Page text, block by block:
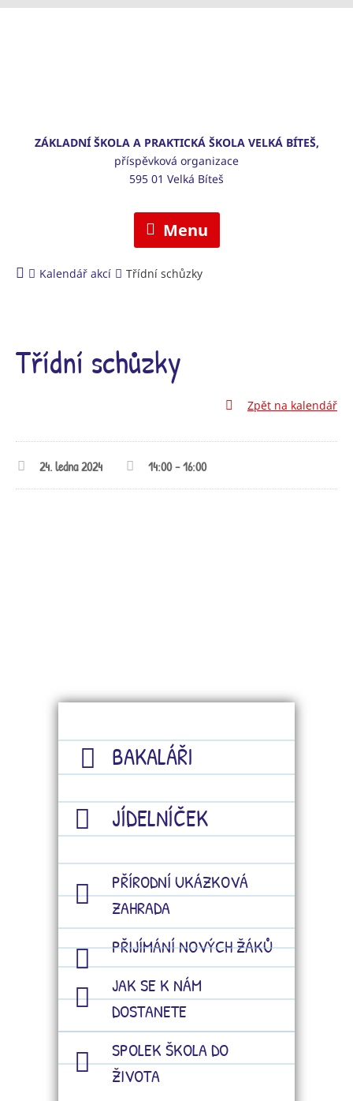
ZÁKLADNÍ ŠKOLA A PRAKTICKÁ ŠKOLA VELKÁ BÍTEŠ,
příspěvková organizace
595 01 Velká Bíteš
Menu
Kalendář akcí Třídní schůzky
Třídní schůzky
Zpět na kalendář
24. ledna 2024 14:00 - 16:00
BAKALÁŘI
JÍDELNÍČEK
PŘÍRODNÍ UKÁZKOVÁ
ZAHRADA
PŘIJÍMÁNÍ NOVÝCH ŽÁKŮ
JAK SE K NÁM
DOSTANETE
SPOLEK ŠKOLA DO
ŽIVOTA